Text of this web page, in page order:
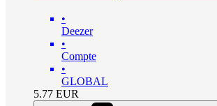
•
Deezer
•
Compte
•
GLOBAL
5.77 EUR